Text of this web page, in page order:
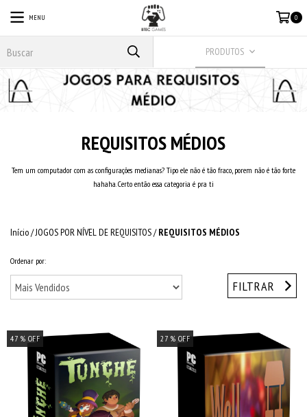
MENU 0
PRODUTOS
REQUISITOS MÉDIOS
Tem um computador com as configurações medianas? Tipo ele não é tão fraco, porem não é tão forte
hahaha. Certo então essa categoria é pra ti
Início/JOGOS POR NÍVEL DE REQUISITOS/ REQUISITOS MÉDIOS
Ordenar por:
FILTRAR
47% OFF 27% OFF